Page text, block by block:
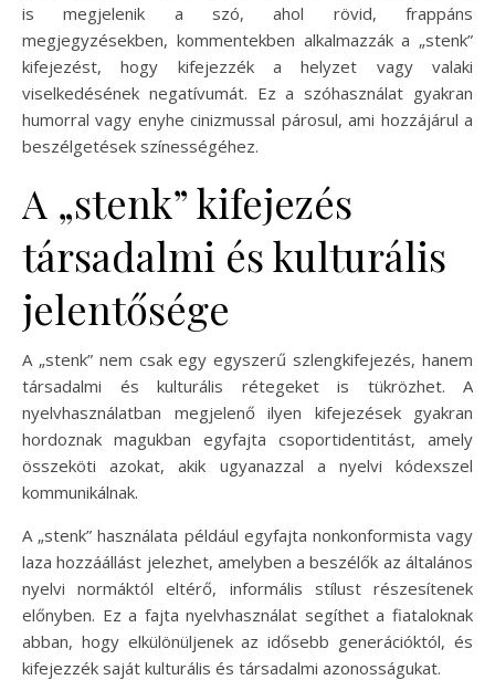
is megjelenik a szó, ahol rövid, frappáns
megjegyzésekben, kommentekben alkalmazzák a „stenk”
kifejezést, hogy kifejezzék a helyzet vagy valaki
viselkedésének negatívumát. Ez a szóhasználat gyakran
humorral vagy enyhe cinizmussal párosul, ami hozzájárul a
beszélgetések színességéhez.
A „stenk” kifejezés
társadalmi és kulturális
jelentősége
A „stenk” nem csak egy egyszerű szlengkifejezés, hanem
társadalmi és kulturális rétegeket is tükrözhet. A
nyelvhasználatban megjelenő ilyen kifejezések gyakran
hordoznak magukban egyfajta csoportidentitást, amely
összeköti azokat, akik ugyanazzal a nyelvi kódexszel
kommunikálnak.
A „stenk” használata például egyfajta nonkonformista vagy
laza hozzáállást jelezhet, amelyben a beszélők az általános
nyelvi normáktól eltérő, informális stílust részesítenek
előnyben. Ez a fajta nyelvhasználat segíthet a fiataloknak
abban, hogy elkülönüljenek az idősebb generációktól, és
kifejezzék saját kulturális és társadalmi azonosságukat.